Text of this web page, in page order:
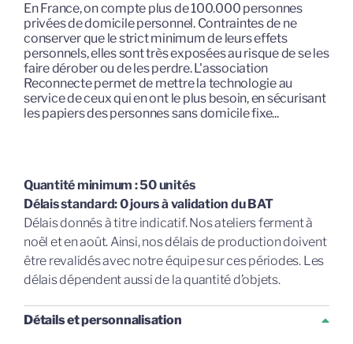
En France, on compte plus de 100.000 personnes
privées de domicile personnel. Contraintes de ne
conserver que le strict minimum de leurs effets
personnels, elles sont très exposées au risque de se les
faire dérober ou de les perdre. L'association
Reconnecte permet de mettre la technologie au
service de ceux qui en ont le plus besoin, en sécurisant
les papiers des personnes sans domicile fixe...
Quantité minimum : 50 unités
Délais standard: 0 jours à validation du BAT
Délais donnés à titre indicatif. Nos ateliers ferment à
noël et en août. Ainsi, nos délais de production doivent
être revalidés avec notre équipe sur ces périodes. Les
délais dépendent aussi de la quantité d’objets.
Détails et personnalisation